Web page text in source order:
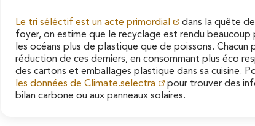
Le tri séléctif est un acte primordial
dans la quête
foyer, on estime que le recyclage est rendu
les océans plus de plastique que de poissons.
réduction de ces derniers, en consommant plus éco
des cartons et emballages plastique dans sa cuisine.
les données de Climate.selectra
pour trouver des
bilan carbone ou aux panneaux solaires.